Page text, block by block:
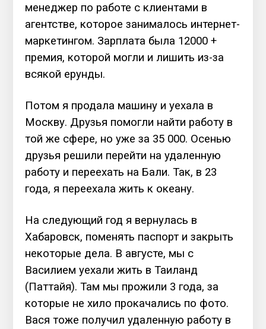
менеджер по работе с клиентами в
агентстве, которое занималось интернет-
маркетингом. Зарплата была 12000 +
премия, которой могли и лишить из-за
всякой ерунды.
Потом я продала машину и уехала в
Москву. Друзья помогли найти работу в
той же сфере, но уже за 35 000. Осенью
друзья решили перейти на удаленную
работу и переехать на Бали. Так, в 23
года, я переехала жить к океану.
На следующий год я вернулась в
Хабаровск, поменять паспорт и закрыть
некоторые дела. В августе, мы с
Василием уехали жить в Таиланд
(Паттайя). Там мы прожили 3 года, за
которые не хило прокачались по фото.
Вася тоже получил удаленную работу в